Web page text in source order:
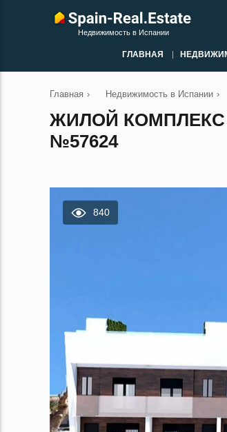
Недвижимость в Испании
ГЛАВНАЯ
Главная › Недвижимость в Испании ›
ЖИЛОЙ КОМПЛЕКС
№57624
840